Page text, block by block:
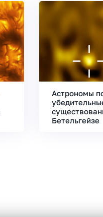
Астрономы
Бетельгейзе